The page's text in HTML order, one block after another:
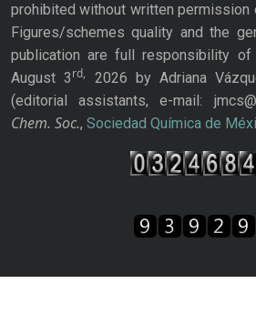
prohibited without written permission
Figures/schemes quality and the
publication are full responsibility of
August 3rd,
2026 by Adriana
(editorial assistants, e-mail:
Chem. Soc., Sociedad Química de